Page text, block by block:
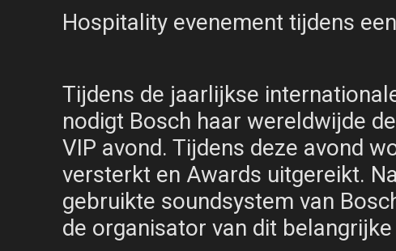
Hospitality evenement tijdens
Tijdens de jaarlijkse
nodigt Bosch haar wereldwijde
VIP avond. Tijdens deze avond
versterkt en Awards uitgereikt.
gebruikte soundsystem van
de organisator van dit